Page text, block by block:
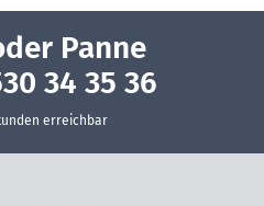
Panne
34 35 36
erreichbar